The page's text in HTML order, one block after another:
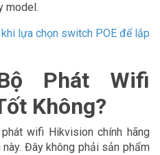
model.
lựa chọn switch POE để lắp
Phát Wifi
Không?
wifi Hikvision chính hãng
Đây không phải sản phẩm